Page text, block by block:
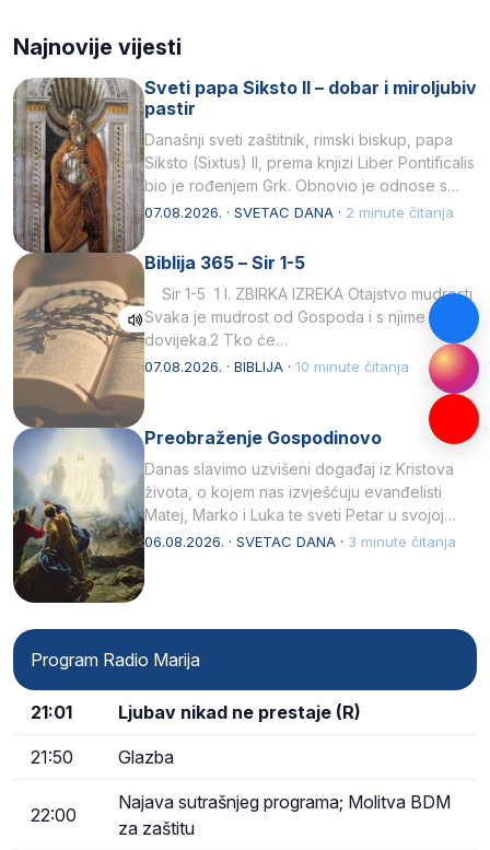
Najnovije vijesti
Sveti papa Siksto II – dobar i miroljubiv
pastir
Današnji sveti zaštitnik, rimski biskup, papa
Siksto (Sixtus) II, prema knjizi Liber Pontificalis
bio je rođenjem Grk. Obnovio je odnose s
afričkim…
07.08.2026. · SVETAC DANA · 2 minute čitanja
Biblija 365 – Sir 1-5
Sir 1-5 1 I. ZBIRKA IZREKA Otajstvo mudrosti
Svaka je mudrost od Gospoda i s njime je
dovijeka.2 Tko će…
07.08.2026. · BIBLIJA · 10 minute čitanja
Preobraženje Gospodinovo
Danas slavimo uzvišeni događaj iz Kristova
života, o kojem nas izvješćuju evanđelisti
Matej, Marko i Luka te sveti Petar u svojoj
drugoj…
06.08.2026. · SVETAC DANA · 3 minute čitanja
Program Radio Marija
21:01 Ljubav nikad ne prestaje (R)
21:50 Glazba
22:00
Najava sutrašnjeg programa; Molitva BDM
za zaštitu